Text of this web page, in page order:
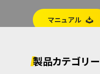
導入事例
マニュアル 
製品カテゴリー